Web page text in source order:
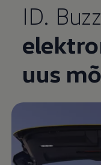
Enable fullscreen mode
ID.
uus